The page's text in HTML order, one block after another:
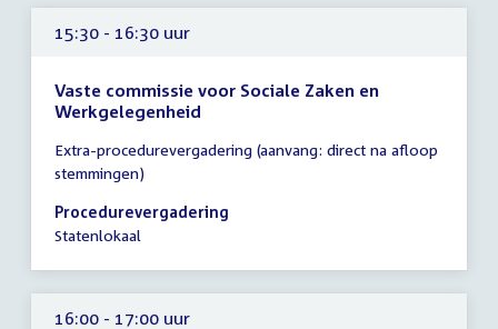
15:30 - 16:30 uur
Vaste commissie voor Sociale Zaken en
Werkgelegenheid
vergadering
15:30
-
16:30
Extra-procedurevergadering (aanvang: direct na afloop
stemmingen)
Procedurevergadering
Statenlokaal
16:00 - 17:00 uur